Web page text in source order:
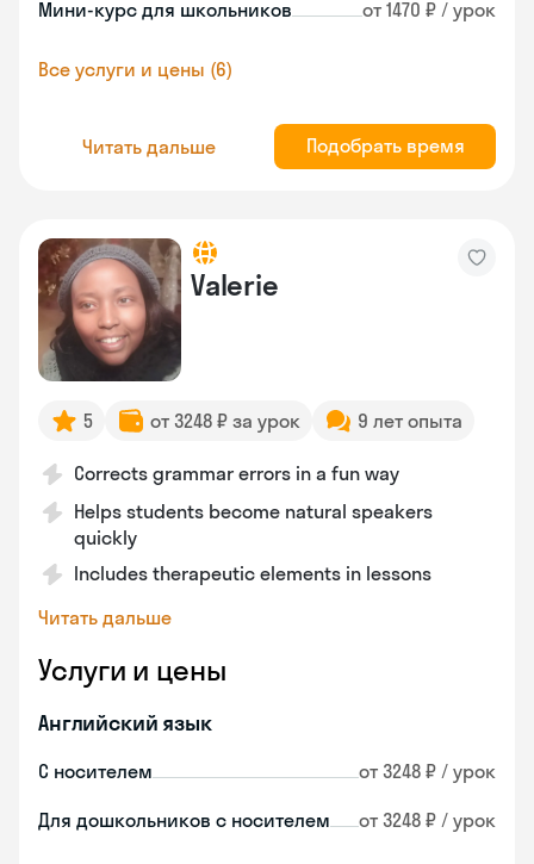
Мини-курс для школьников от 1470 ₽ / урок
Все услуги и цены (6)
Читать дальше Подобрать время
Valerie
5 от 3248 ₽ за урок 9 лет опыта
Corrects grammar errors in a fun way
Helps students become natural speakers
quickly
Includes therapeutic elements in lessons
Читать дальше
Услуги и цены
Английский язык
С носителем от 3248 ₽ / урок
Для дошкольников с носителем от 3248 ₽ / урок